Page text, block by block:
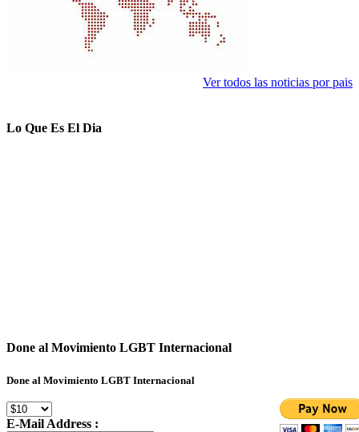
Ver todos las noticias por pais
Lo Que Es El Dia
Done al Movimiento LGBT Internacional
Done al Movimiento LGBT Internacional
E-Mail Address :